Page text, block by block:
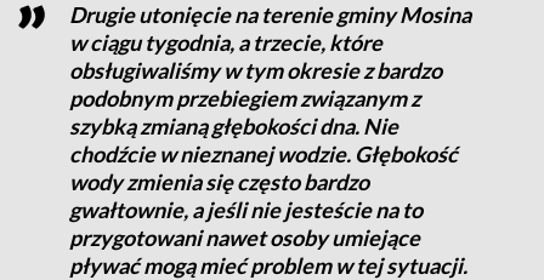
Drugie utonięcie na terenie gminy Mosina
w ciągu tygodnia, a trzecie, które
obsługiwaliśmy w tym okresie z bardzo
podobnym przebiegiem związanym z
szybką zmianą głębokości dna. Nie
chodźcie w nieznanej wodzie. Głębokość
wody zmienia się często bardzo
gwałtownie, a jeśli nie jesteście na to
przygotowani nawet osoby umiejące
pływać mogą mieć problem w tej sytuacji.